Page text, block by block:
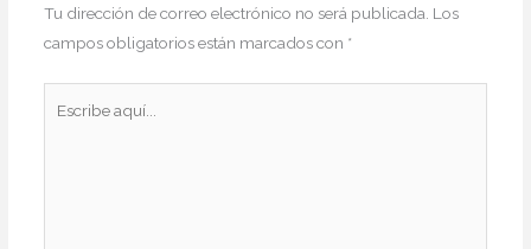
Tu dirección de correo electrónico no será publicada. Los
campos obligatorios están marcados con *